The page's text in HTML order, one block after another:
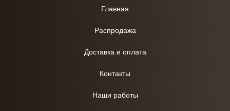
Главная
Распродажа
Доставка и оплата
Контакты
Наши работы